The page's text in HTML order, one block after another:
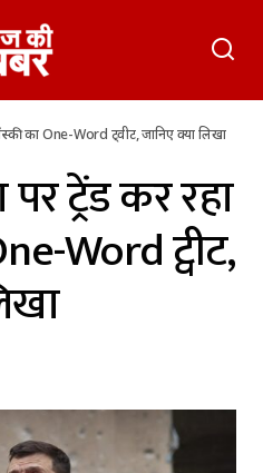
का One-Word ट्वीट, जानिए क्या लिखा
ट्रेंड कर रहा
Word ट्वीट,